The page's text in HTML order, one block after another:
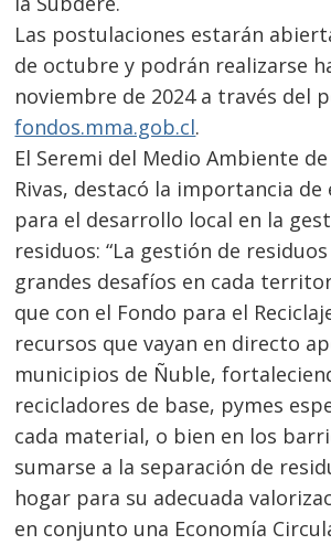
Las postulaciones estarán
de octubre y podrán realizarse
noviembre de 2024 a través del
fondos.mma.gob.cl.
El Seremi del Medio Ambiente
Rivas, destacó la importancia de
para el desarrollo local en la
residuos: “La gestión de
grandes desafíos en cada
que con el Fondo para el
recursos que vayan en directo
municipios de Ñuble,
recicladores de base, pymes
cada material, o bien en los
sumarse a la separación de
hogar para su adecuada
en conjunto una Economía